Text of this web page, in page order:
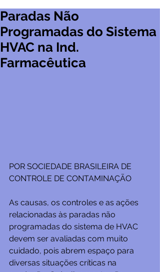
Paradas Não
Programadas do Sistema
HVAC na Ind.
Farmacêutica
POR SOCIEDADE BRASILEIRA DE
CONTROLE DE CONTAMINAÇÃO
As causas, os controles e as ações
relacionadas às paradas não
programadas do sistema de HVAC
devem ser avaliadas com muito
cuidado, pois abrem espaço para
diversas situações críticas na